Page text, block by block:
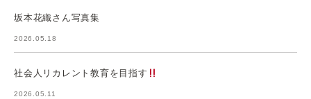
坂本花織さん写真集
2026.05.18
社会人リカレント教育を目指す
2026.05.11